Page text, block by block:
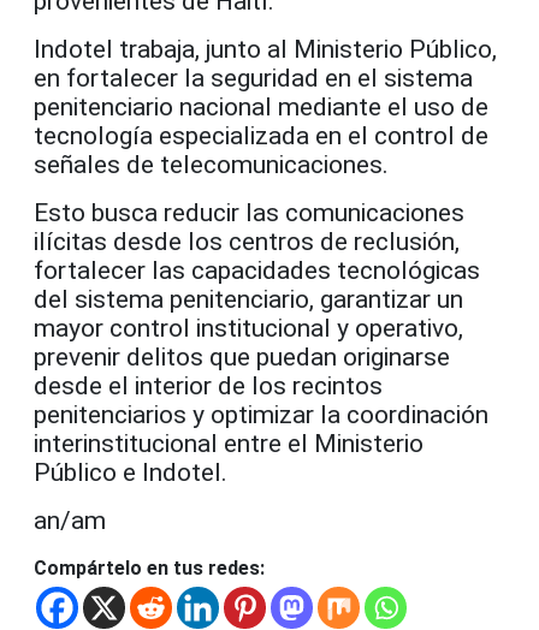
Indotel trabaja, junto al Ministerio Público,
en fortalecer la seguridad en el sistema
penitenciario nacional mediante el uso de
tecnología especializada en el control de
señales de telecomunicaciones.
Esto busca reducir las comunicaciones
ilícitas desde los centros de reclusión,
fortalecer las capacidades tecnológicas
del sistema penitenciario, garantizar un
mayor control institucional y operativo,
prevenir delitos que puedan originarse
desde el interior de los recintos
penitenciarios y optimizar la coordinación
interinstitucional entre el Ministerio
Público e Indotel.
an/am
Compártelo en tus redes: